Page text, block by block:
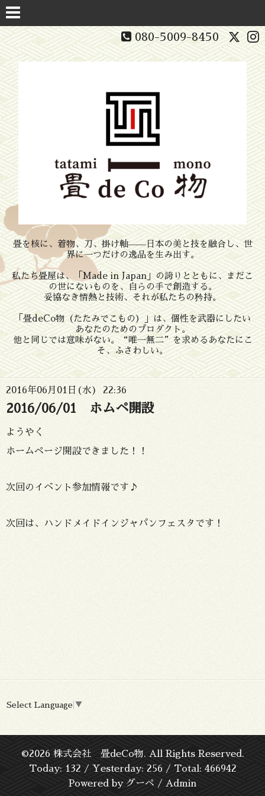
080-5009-8450
畳を核に、着物、刀、掛け軸——日本の美と技を融合し、世
界に一つだけの逸品を生み出す。
私たち畳屋は、「Made in Japan」の誇りとともに、まだこ
の世にないものを、自らの手で創造する。
妥協なき情熱と技術、それが私たちの矜持。
「畳deCo物（たたみでこもの）」は、個性を武器にしたい
あなたのためのプロダクト。
他と同じでは意味がない。“唯一無二”を求めるあなたにこ
そ、ふさわしい。
2016年06月01日(水) 22:36
2016/06/01 ホムペ開設
ようやく
ホームページ開設できました！！
次回のイベント参加情報です♪
次回は、ハンドメイドインジャパンフェスタです！
Select Language ▼
©2026 株式会社 畳deCo物. All Rights Reserved.
Today: 132 / Yesterday: 256 / Total: 466942
Powered by グーペ / Admin